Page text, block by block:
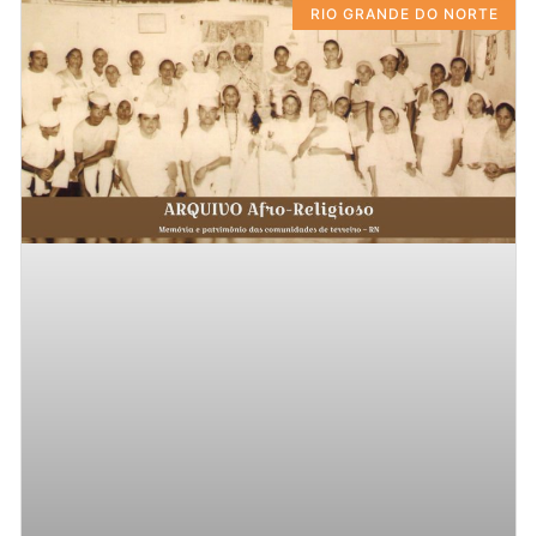
RIO GRANDE DO NORTE